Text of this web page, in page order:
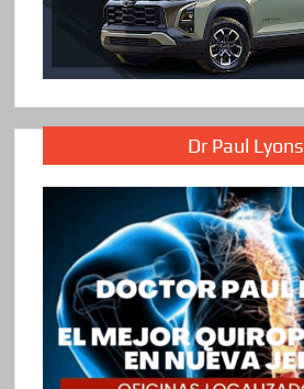
Dr Paul Lyons